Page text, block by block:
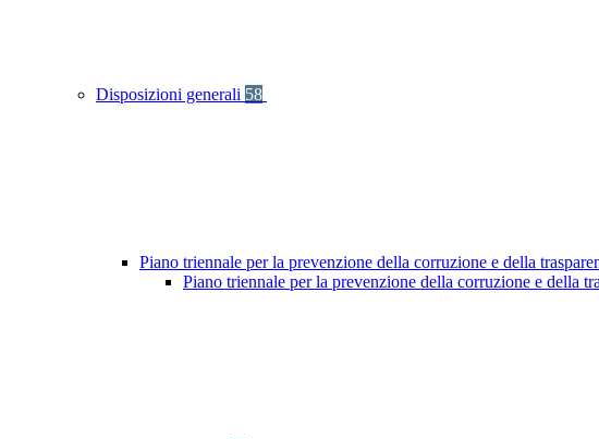
Disposizioni generali 58
Piano triennale per la prevenzione della corruzione e della
Piano triennale per la prevenzione della corruzione e della